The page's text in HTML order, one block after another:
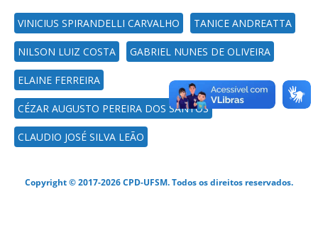
VINICIUS SPIRANDELLI CARVALHO TANICE ANDREATTA
NILSON LUIZ COSTA GABRIEL NUNES DE OLIVEIRA
ELAINE FERREIRA
CÉZAR AUGUSTO PEREIRA DOS SANTOS
CLAUDIO JOSÉ SILVA LEÃO
Copyright © 2017-2026 CPD-UFSM. Todos os direitos reservados.